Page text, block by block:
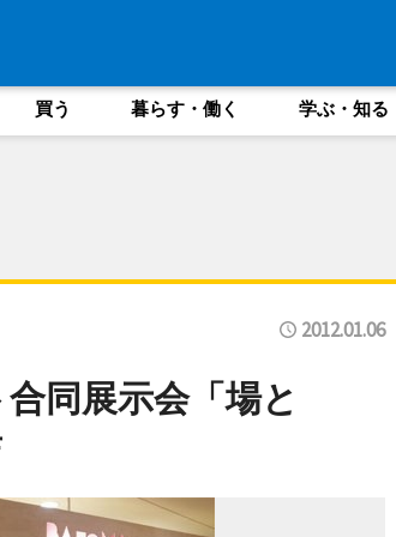
買う 暮らす・働く 学ぶ・知る
2012.01.06
同展示会「場と